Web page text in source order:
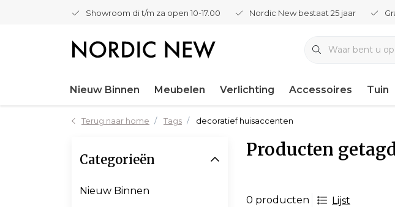
Showroom di t/m za open 10-17.00 Nordic New bestaat 25 jaar
Nieuw Binnen Meubelen Verlichting Accessoires Tuin
Terug naar home Tags decoratief huisaccenten
Producten
0 producten Lijst
Categorieën
Nieuw Binnen